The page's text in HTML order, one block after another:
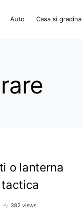
Auto Casa si gradina
o lanterna
382 views